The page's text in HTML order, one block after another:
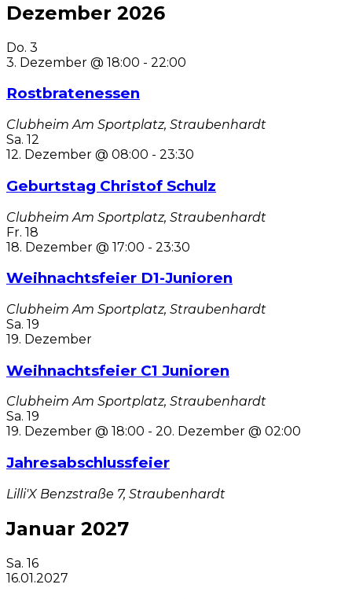
Dezember 2026
Do. 3
3. Dezember @ 18:00 - 22:00
Rostbratenessen
ClubheimAm Sportplatz, Straubenhardt
Sa. 12
12. Dezember @ 08:00 - 23:30
Geburtstag Christof Schulz
Clubheim Am Sportplatz, Straubenhardt
Fr. 18
18. Dezember @ 17:00 - 23:30
Weihnachtsfeier D1-Junioren
ClubheimAm Sportplatz, Straubenhardt
Sa. 19
19. Dezember
Weihnachtsfeier C1 Junioren
ClubheimAm Sportplatz, Straubenhardt
Sa. 19
19. Dezember @ 18:00 - 20. Dezember @ 02:00
Jahresabschlussfeier
Lilli'X Benzstraße 7, Straubenhardt
Januar 2027
Sa. 16
16.01.2027